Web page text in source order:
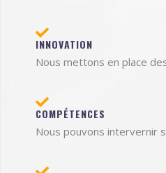
INNOVATION
Nous mettons en place
COMPÉTENCES
Nous pouvons intervernir